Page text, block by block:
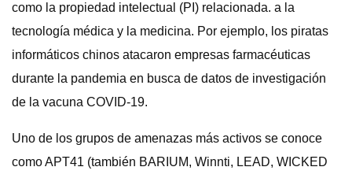
como la propiedad intelectual (PI) relacionada. a la
tecnología médica y la medicina. Por ejemplo, los piratas
informáticos chinos atacaron empresas farmacéuticas
durante la pandemia en busca de datos de investigación
de la vacuna COVID-19.
Uno de los grupos de amenazas más activos se conoce
como APT41 (también BARIUM, Winnti, LEAD, WICKED